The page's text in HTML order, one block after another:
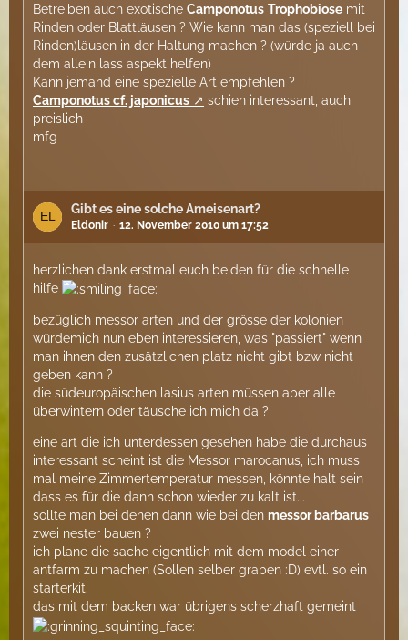
Betreiben auch exotische Camponotus Trophobiose mit
Rinden oder Blattläusen ? Wie kann man das (speziell bei
Rinden)läusen in der Haltung machen ? (würde ja auch
dem allein lass aspekt helfen)
Kann jemand eine spezielle Art empfehlen ?
Camponotus cf. japonicus
schien interessant, auch
preislich
mfg
Gibt es eine solche Ameisenart?
Eldonir 12. November 2010 um 17:52
herzlichen dank erstmal euch beiden für die schnelle
hilfe
bezüglich messor arten und der grösse der kolonien
würdemich nun eben interessieren, was "passiert" wenn
man ihnen den zusätzlichen platz nicht gibt bzw nicht
geben kann ?
die südeuropäischen lasius arten müssen aber alle
überwintern oder täusche ich mich da ?
eine art die ich unterdessen gesehen habe die durchaus
interessant scheint ist die Messor marocanus, ich muss
mal meine Zimmertemperatur messen, könnte halt sein
dass es für die dann schon wieder zu kalt ist...
sollte man bei denen dann wie bei den messor barbarus
zwei nester bauen ?
ich plane die sache eigentlich mit dem model einer
antfarm zu machen (Sollen selber graben :D) evtl. so ein
starterkit.
das mit dem backen war übrigens scherzhaft gemeint